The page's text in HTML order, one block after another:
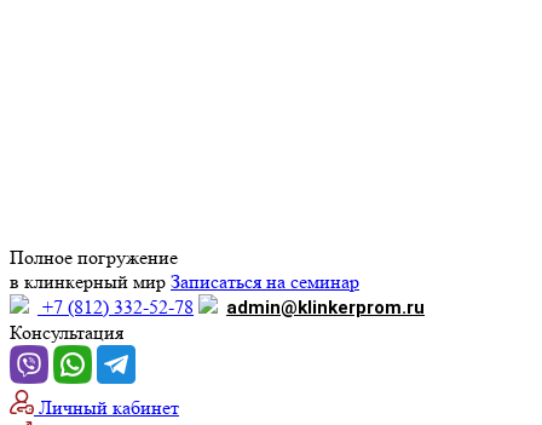
Полное погружение
в клинкерный мир Записаться на семинар
+7 (812) 332-52-78
admin@klinkerprom.ru
Консультация
Личный кабинет